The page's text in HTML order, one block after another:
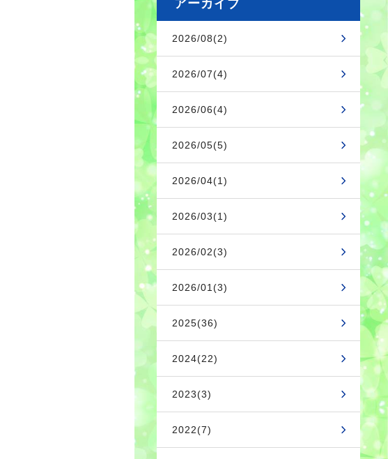
アーカイブ
2026/08(2)
2026/07(4)
2026/06(4)
2026/05(5)
2026/04(1)
2026/03(1)
2026/02(3)
2026/01(3)
2025(36)
2024(22)
2023(3)
2022(7)